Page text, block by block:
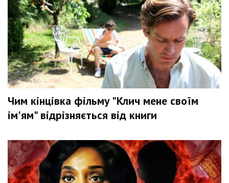
Чим кінцівка фільму "Клич мене своїм
ім'ям" відрізняється від книги